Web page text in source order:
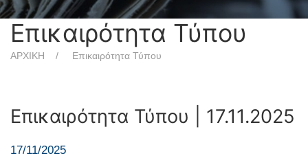
Επικαιρότητα Τύπου
ΑΡΧΙΚΗ Επικαιρότητα Τύπου
Επικαιρότητα Τύπου | 17.11.2025
17/11/2025